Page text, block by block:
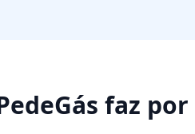
faz por